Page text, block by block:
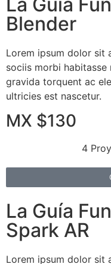
La Guía
Blender
Lorem ipsum dolor sit
sociis morbi habitasse
gravida torquent ac
ultricies est nascetur.
MX $130
4
La Guía
Spark AR
Lorem ipsum dolor sit